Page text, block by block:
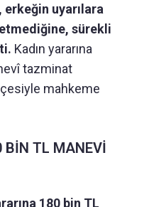
erkeğin uyarılara
sürekli
Kadın yararına
tazminat
mahkeme
BİN TL MANEVİ
180 bin TL